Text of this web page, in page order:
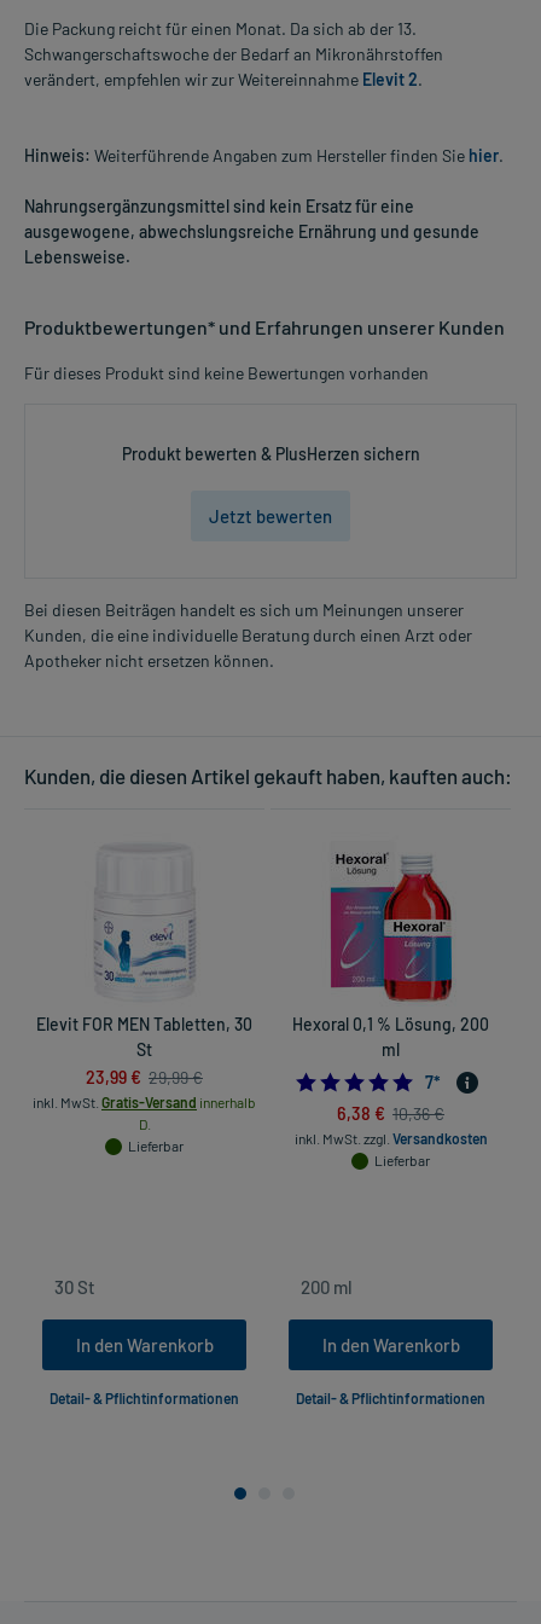
Die Packung reicht für einen Monat. Da sich ab der 13.
Schwangerschaftswoche der Bedarf an Mikronährstoffen
verändert, empfehlen wir zur Weitereinnahme Elevit 2.
Hinweis: Weiterführende Angaben zum Hersteller finden Sie hier.
Nahrungsergänzungsmittel sind kein Ersatz für eine
ausgewogene, abwechslungsreiche Ernährung und gesunde
Lebensweise.
Produktbewertungen* und Erfahrungen unserer Kunden
Für dieses Produkt sind keine Bewertungen vorhanden
Produkt bewerten & PlusHerzen sichern
Jetzt bewerten
Bei diesen Beiträgen handelt es sich um Meinungen unserer
Kunden, die eine individuelle Beratung durch einen Arzt oder
Apotheker nicht ersetzen können.
Kunden, die diesen Artikel gekauft haben, kauften auch:
Elevit FOR MEN Tabletten, 30
St
23,99 € 29,99 €
inkl. MwSt. Gratis-Versand innerhalb
D.
Lieferbar
In den Warenkorb
Detail- & Pflichtinformationen
Hexoral 0,1 % Lösung, 200
ml
7*
6,38 € 10,36 €
inkl. MwSt. zzgl. Versandkosten
Lieferbar
In den Warenkorb
Detail- & Pflichtinformationen